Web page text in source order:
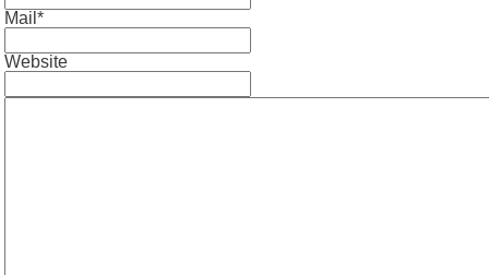
Mail*
Website